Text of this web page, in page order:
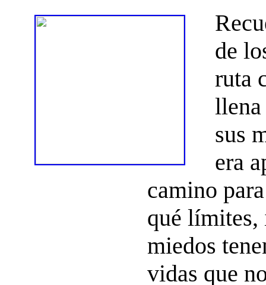
de
ruta
llena
sus
era
camino
qué límites,
miedos
vidas que